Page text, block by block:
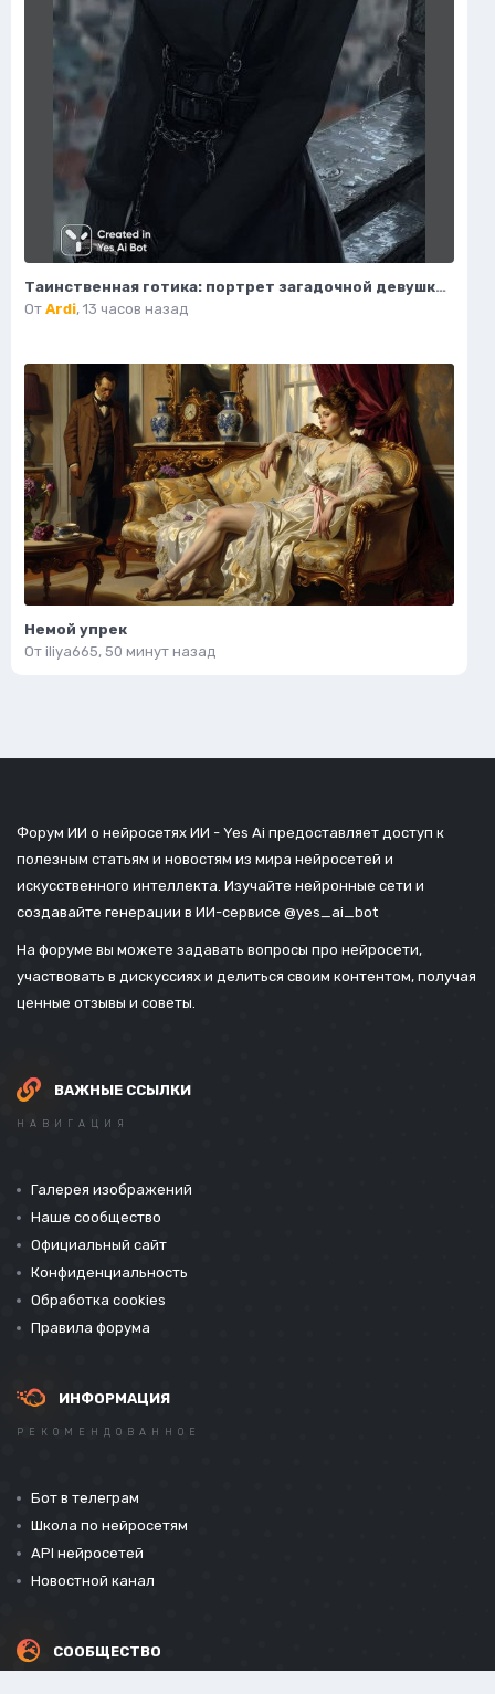
Таинственная готика: портрет загадочной девушки на крыше. Изображение из нейросети Midjourney
От Ardi, 13 часов назад
Немой упрек
От iliya665, 50 минут назад
Форум ИИ о нейросетях ИИ - Yes Ai предоставляет доступ к
полезным статьям и новостям из мира нейросетей и
искусственного интеллекта. Изучайте нейронные сети и
создавайте генерации в ИИ-сервисе @yes_ai_bot
На форуме вы можете задавать вопросы про нейросети,
участвовать в дискуссиях и делиться своим контентом, получая
ценные отзывы и советы.
ВАЖНЫЕ ССЫЛКИ
НАВИГАЦИЯ
Галерея изображений
Наше сообщество
Официальный сайт
Конфиденциальность
Обработка cookies
Правила форума
ИНФОРМАЦИЯ
РЕКОМЕНДОВАННОЕ
Бот в телеграм
Школа по нейросетям
API нейросетей
Новостной канал
СООБЩЕСТВО